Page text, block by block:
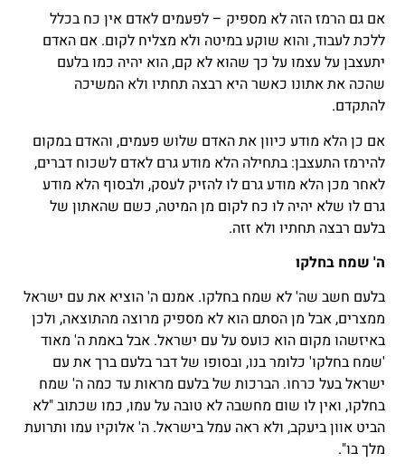
אם גם הרמז הזה לא מספיק – לפעמים לאדם אין כח בכלל
ללכת לעבוד, והוא שוקע במיטה ולא מצליח לקום. אם האדם
יתעצבן על עצמו על כך שהוא לא קם, הוא יהיה כמו בלעם
שהכה את אתונו כאשר היא רבצה תחתיו ולא המשיכה
להתקדם.
אם כן הלא מודע כיוון את האדם שלוש פעמים, והאדם במקום
להירמז התעצבן: בתחילה הלא מודע גרם לאדם לשכוח דברים,
לאחר מכן הלא מודע גרם לו להזיק לעסק, ולבסוף הלא מודע
גרם לו שלא יהיה לו כח לקום מן המיטה, כשם שהאתון של
בלעם רבצה תחתיו ולא זזה.
ה' שמח בחלקו
בלעם חשב שה' לא שמח בחלקו. אמנם ה' הוציא את עם ישראל
ממצרים, אבל מן הסתם הוא לא מספיק מרוצה מהתוצאה, ולכן
באיזשהו מקום הוא כועס על עם ישראל. אבל באמת ה' מאוד
'שמח בחלקו' כלומר בנו, ובסופו של דבר בלעם ברך את עם
ישראל בעל כרחו. הברכות של בלעם מראות עד כמה ה' שמח
בחלקו, ואין לו שום מחשבה לא טובה על עמו, כמו שכתוב "לא
הביט אוון ביעקב, ולא ראה עמל בישראל. ה' אלוקיו עמו ותרועת
מלך בו".